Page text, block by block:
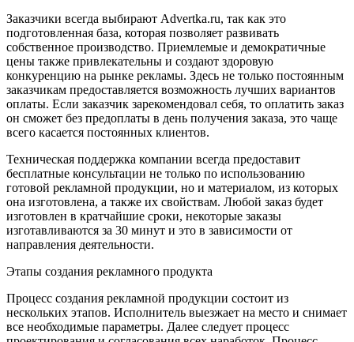
Заказчики всегда выбирают Advertka.ru, так как это
подготовленная база, которая позволяет развивать
собственное производство. Приемлемые и демократичные
цены также привлекательны и создают здоровую
конкуренцию на рынке рекламы. Здесь не только постоянным
заказчикам предоставляется возможность лучших вариантов
оплаты. Если заказчик зарекомендовал себя, то оплатить заказ
он сможет без предоплаты в день получения заказа, это чаще
всего касается постоянных клиентов.
Техническая поддержка компании всегда предоставит
бесплатные консультации не только по использованию
готовой рекламной продукции, но и материалом, из которых
она изготовлена, а также их свойствам. Любой заказ будет
изготовлен в кратчайшие сроки, некоторые заказы
изготавливаются за 30 минут и это в зависимости от
направления деятельности.
Этапы создания рекламного продукта
Процесс создания рекламной продукции состоит из
нескольких этапов. Исполнитель выезжает на место и снимает
все необходимые параметры. Далее следует процесс